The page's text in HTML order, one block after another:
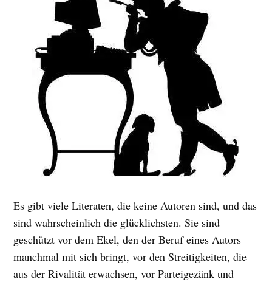
Es gibt viele Literaten, die keine Autoren sind, und das
sind wahrscheinlich die glücklichsten. Sie sind
geschützt vor dem Ekel, den der Beruf eines Autors
manchmal mit sich bringt, vor den Streitigkeiten, die
aus der Rivalität erwachsen, vor Parteigezänk und